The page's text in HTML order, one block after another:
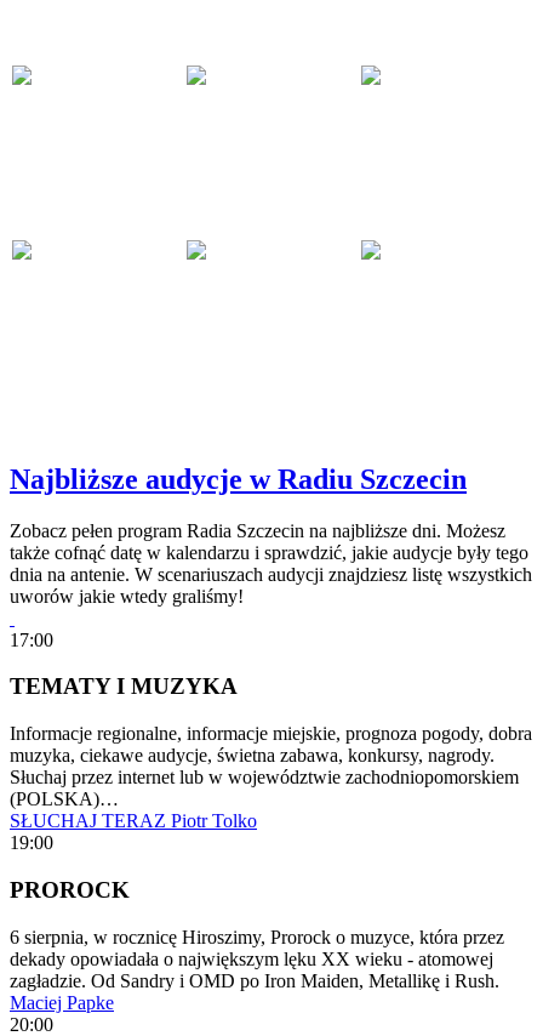
Najbliższe audycje w Radiu Szczecin
Zobacz pełen program Radia Szczecin na najbliższe dni. Możesz
także cofnąć datę w kalendarzu i sprawdzić, jakie audycje były tego
dnia na antenie. W scenariuszach audycji znajdziesz listę wszystkich
uworów jakie wtedy graliśmy!
17:00
TEMATY I MUZYKA
Informacje regionalne, informacje miejskie, prognoza pogody, dobra
muzyka, ciekawe audycje, świetna zabawa, konkursy, nagrody.
Słuchaj przez internet lub w województwie zachodniopomorskiem
(POLSKA)…
SŁUCHAJ TERAZ Piotr Tolko
19:00
PROROCK
6 sierpnia, w rocznicę Hiroszimy, Prorock o muzyce, która przez
dekady opowiadała o największym lęku XX wieku - atomowej
zagładzie. Od Sandry i OMD po Iron Maiden, Metallikę i Rush.
Maciej Papke
20:00